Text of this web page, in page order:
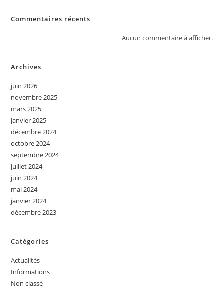
Commentaires récents
Aucun commentaire à afficher.
Archives
juin 2026
novembre 2025
mars 2025
janvier 2025
décembre 2024
octobre 2024
septembre 2024
juillet 2024
juin 2024
mai 2024
janvier 2024
décembre 2023
Catégories
Actualités
Informations
Non classé